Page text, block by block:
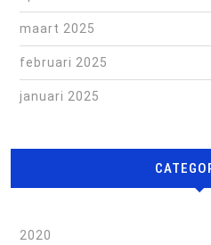
maart 2025
februari 2025
januari 2025
2020